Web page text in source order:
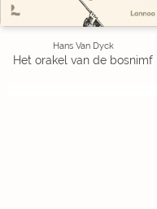
Hans Van Dyck
Het orakel van de bosnimf